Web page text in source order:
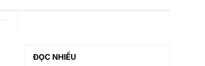
ĐỌC NHIỀU